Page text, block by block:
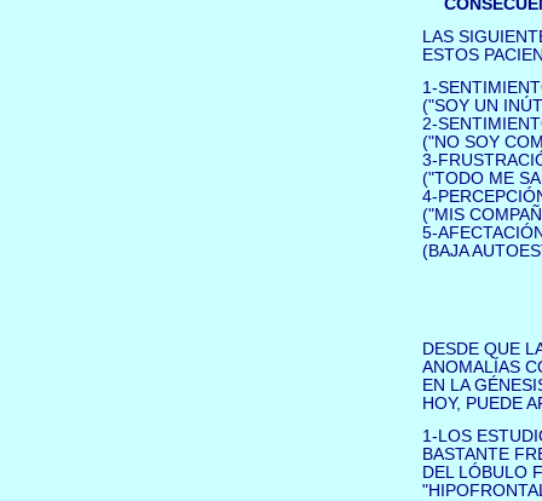
LAS
ESTOS
1-
("SOY UN
2-
("NO SOY
3-
("TODO ME
4-
("MIS
5-
(BAJA
DESDE QUE
ANOMALÍAS
EN LA
HOY, PUEDE
1-LOS
BASTANTE
DEL LÓBULO